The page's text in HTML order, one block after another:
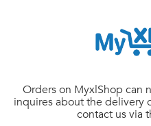
Orders on MyxlShop can
inquires about the delivery
contact us via